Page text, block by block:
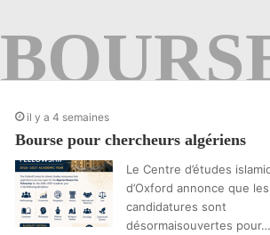
il y a 4 semaines
Bourse pour chercheurs algériens
Le Centre d’études
d’Oxford annonce que les
candidatures sont
désormaisouvertes pour…